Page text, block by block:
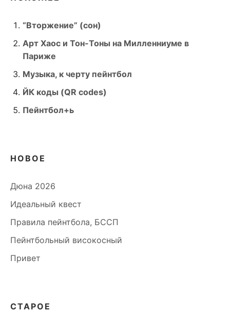
“Вторжение” (сон)
Арт Хаос и Тон-Тоны на Милленниуме в
Париже
Музыка, к черту пейнтбол
ЙК коды (QR codes)
Пейнтбол+ь
НОВОЕ
Дюна 2026
Идеальный квест
Правила пейнтбола, БССП
Пейнтбольный високосный
Привет
СТАРОЕ